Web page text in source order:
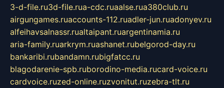
3-d-file.ru3d-file.rua-cdc.ruaalse.rua380club.ru
airgungames.ruaccounts-112.ruadler-jun.ruadonyev.ru
alfeihavsalnassr.rualtaipant.ruargentinamia.ru
aria-family.ruarkrym.ruashanet.rubelgorod-day.ru
bankaribi.rubandamn.rubigfatcc.ru
blagodarenie-spb.ruborodino-media.rucard-voice.ru
cardvoice.ruzed-online.ruzvonitut.ruzebra-tlt.ru